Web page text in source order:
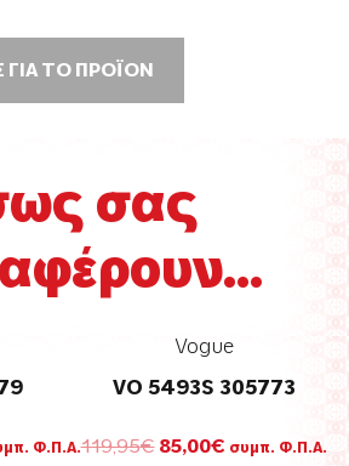
ΤΟ ΠΡΟΪΟΝ
σας
Φ.Π.Α.
Vogue
VO 5493S 305773
119,95€ Original
85,00€Ησυμπ. Φ.Π.Α.